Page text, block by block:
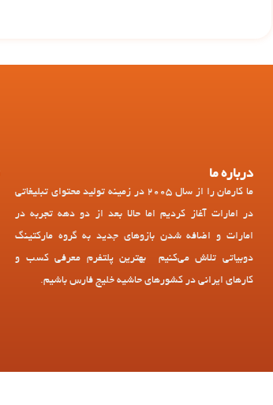
درباره ما
ما کارمان را از سال 2005 در زمینه تولید محتوای تبلیغاتی
در امارات آغاز کردیم اما حالا بعد از دو دهه تجربه در
امارات و اضافه شدن بازوهای جدید به گروه مارکتینگ
دوبیاتی تلاش می‌کنیم بهترین پلتفرم معرفی کسب و
کارهای ایرانی در کشورهای حاشیه خلیج فارس باشیم.